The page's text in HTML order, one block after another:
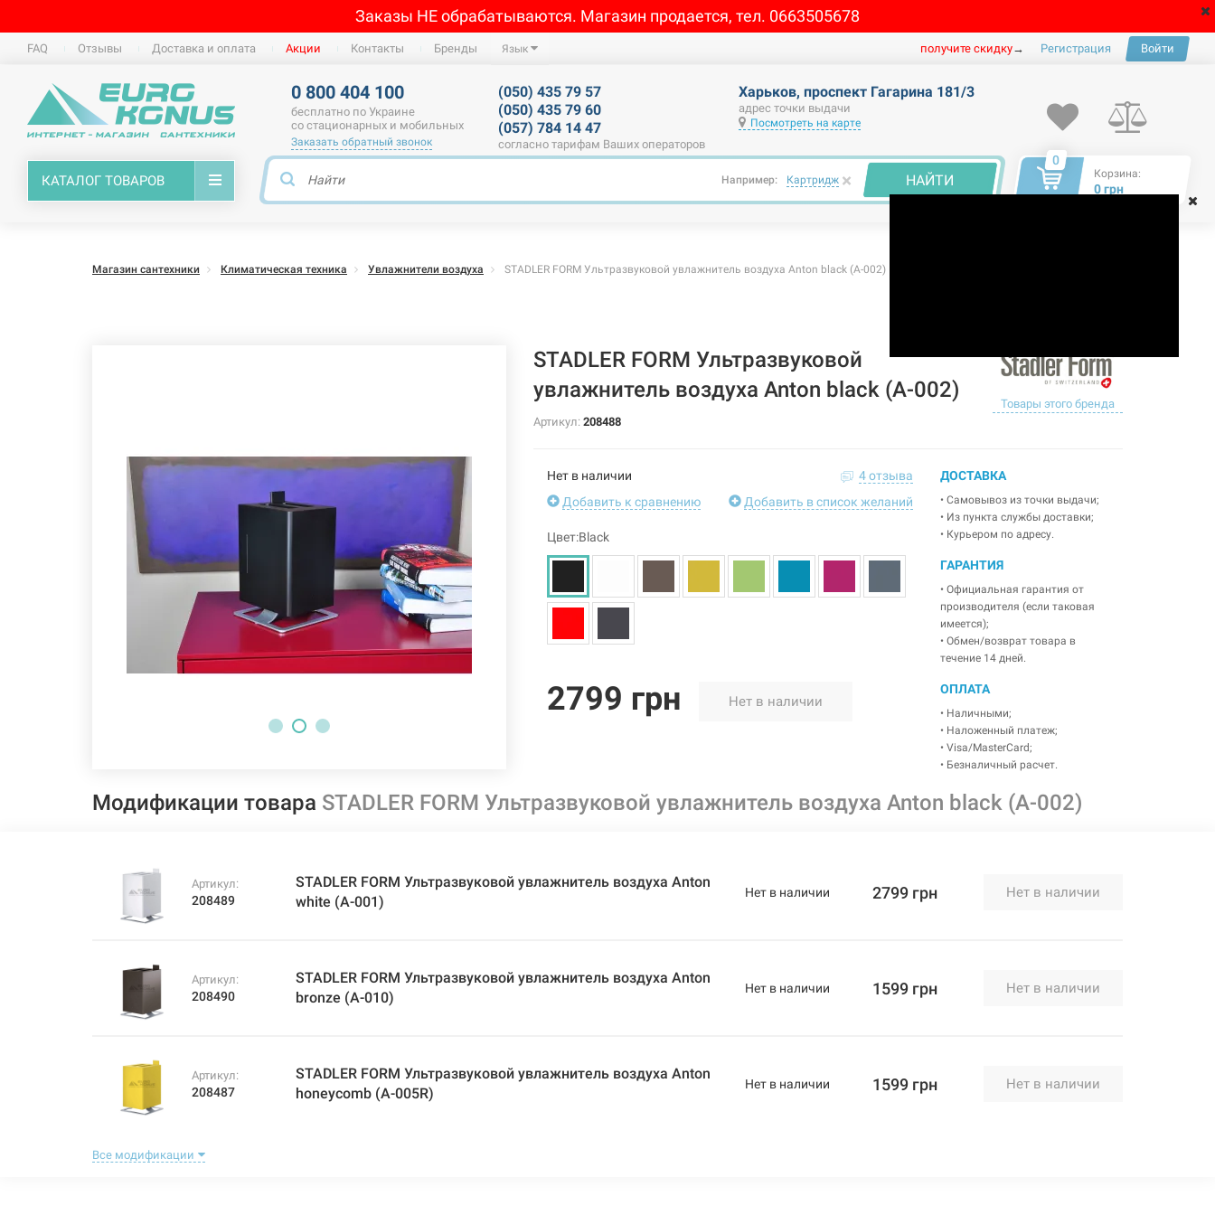
Заказы НЕ обрабатываются. Магазин продается, тел. 0663505678
FAQ Отзывы Доставка и оплата Акции Контакты Бренды Язык получите скидку→ Регистрация Войти
0 800 404 100
бесплатно по Украине
со стационарных и мобильных
Заказать обратный звонок
(050) 435 79 57
(050) 435 79 60
(057) 784 14 47
согласно тарифам Ваших операторов
Харьков, проспект Гагарина 181/3
адрес точки выдачи
Посмотреть на карте
КАТАЛОГ ТОВАРОВ Например: Картридж × НАЙТИ
0
Корзина:
0 грн
Магазин сантехники Климатическая техника Увлажнители воздуха STADLER FORM Ультразвуковой увлажнитель воздуха Anton black (A-002)
STADLER FORM Ультразвуковой
увлажнитель воздуха Anton black (A-002)
Товары этого бренда
Артикул: 208488
Нет в наличии
4 отзыва
Добавить к сравнению
Добавить в список желаний
Цвет:Black
2799 грн Нет в наличии
ДОСТАВКА
• Самовывоз из точки выдачи;
• Из пункта службы доставки;
• Курьером по адресу.
ГАРАНТИЯ
• Официальная гарантия от
производителя (если таковая
имеется);
• Обмен/возврат товара в
течение 14 дней.
ОПЛАТА
• Наличными;
• Наложенный платеж;
• Visa/MasterCard;
• Безналичный расчет.
Модификации товара STADLER FORM Ультразвуковой увлажнитель воздуха Anton black (A-002)
Артикул:
208489
STADLER FORM Ультразвуковой увлажнитель воздуха Anton
white (A-001)
Нет в наличии 2799 грн Нет в наличии
Артикул:
208490
STADLER FORM Ультразвуковой увлажнитель воздуха Anton
bronze (A-010)
Нет в наличии 1599 грн Нет в наличии
Артикул:
208487
STADLER FORM Ультразвуковой увлажнитель воздуха Anton
honeycomb (A-005R)
Нет в наличии 1599 грн Нет в наличии
Все модификации